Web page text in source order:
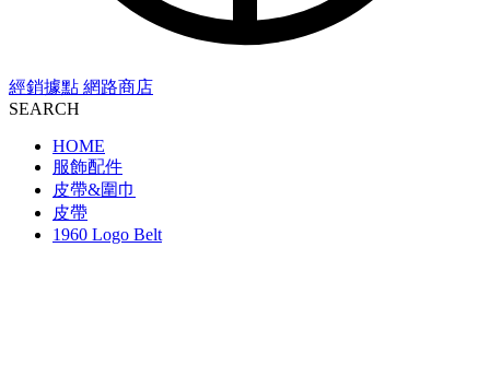
經銷據點 網路商店
SEARCH
HOME
服飾配件
皮帶&圍巾
皮帶
1960 Logo Belt